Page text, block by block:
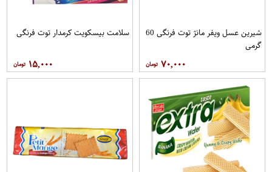
شیرین عسل ویفر مانژ توت فرنگی 60
گرمی
۷۰,۰۰۰
سلامت بیسکویت کرمدار توت فرنگی
۱۵,۰۰۰